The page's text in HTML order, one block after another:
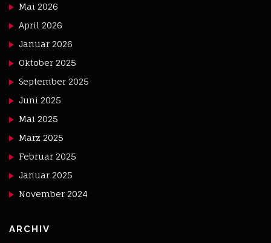
Mai 2026
April 2026
Januar 2026
Oktober 2025
September 2025
Juni 2025
Mai 2025
März 2025
Februar 2025
Januar 2025
November 2024
ARCHIV